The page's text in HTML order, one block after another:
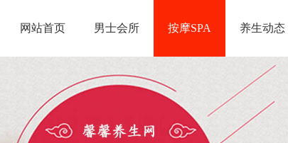
网站首页 男士会所 按摩SPA 养生动态